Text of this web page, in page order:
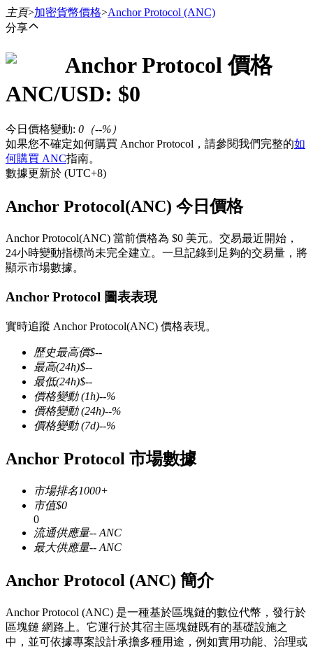
多種以USDT結算的永續合約
幣本位永續
以數字貨幣為保證金的永續合約
美股、外匯、貴金屬及大宗商品衍生性商品
USDC永續
主頁>加密貨幣價格>Anchor Protocol (ANC)
分享
Anchor Protocol 價格
ANC/USD: $0
今日價格變動: 0 （--%）
如果您不確定如何購買 Anchor Protocol，請參閱我們完整的如
何購買 ANC指南。
數據更新於 (UTC+8)
Anchor Protocol(ANC) 今日價格
Anchor Protocol(ANC) 當前價格為 $0 美元。交易最近開始，
24小時變動指標尚未完全建立。一旦記錄到足夠的交易量，將
顯示市場數據。
Anchor Protocol 圖表表現
實時追蹤 Anchor Protocol(ANC) 價格表現。
歷史最高價$--
最高(24h)$--
最低(24h)$--
價格變動(1h)--%
價格變動(24h)--%
價格變動(7d)--%
Anchor Protocol 市場數據
市場排名1000+
市值$0
0
流通供應量-- ANC
最大供應量-- ANC
Anchor Protocol (ANC) 簡介
Anchor Protocol (ANC) 是一種基於區塊鏈的數位代幣，發行於
區塊鏈 網路上。它運行於其宿主區塊鏈既有的基礎設施之
中，並可依據專案設計承擔多種用途，例如實用功能、治理或